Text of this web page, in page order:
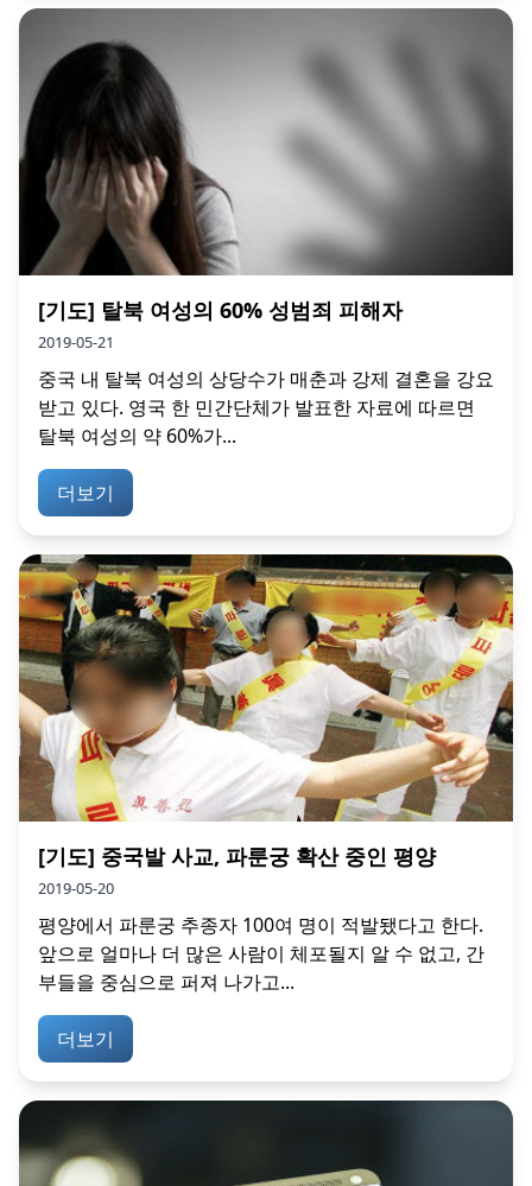
[기도] 탈북 여성의 60% 성범죄 피해자
2019-05-21
중국 내 탈북 여성의 상당수가 매춘과 강제 결혼을 강요
받고 있다. 영국 한 민간단체가 발표한 자료에 따르면
탈북 여성의 약 60%가...
더보기
[기도] 중국발 사교, 파룬궁 확산 중인 평양
2019-05-20
평양에서 파룬궁 추종자 100여 명이 적발됐다고 한다.
앞으로 얼마나 더 많은 사람이 체포될지 알 수 없고, 간
부들을 중심으로 퍼져 나가고...
더보기